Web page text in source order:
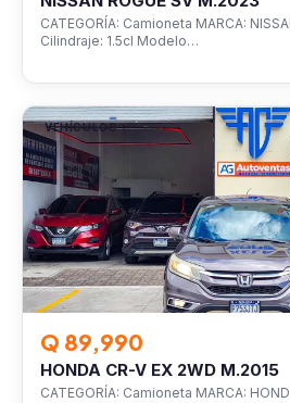
CATEGORÍA: Camioneta MARCA:
Cilindraje: 1.5cl Modelo…
VEHÍCULOS
Q 89,990
HONDA CR-V EX 2WD M.2015
CATEGORÍA: Camioneta MARCA: